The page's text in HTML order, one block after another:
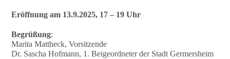
Eröffnung am 13.9.2025, 17 – 19 Uhr
Begrüßung:
Marita Mattheck, Vorsitzende
Dr. Sascha Hofmann, 1. Beigeordneter der Stadt Germersheim